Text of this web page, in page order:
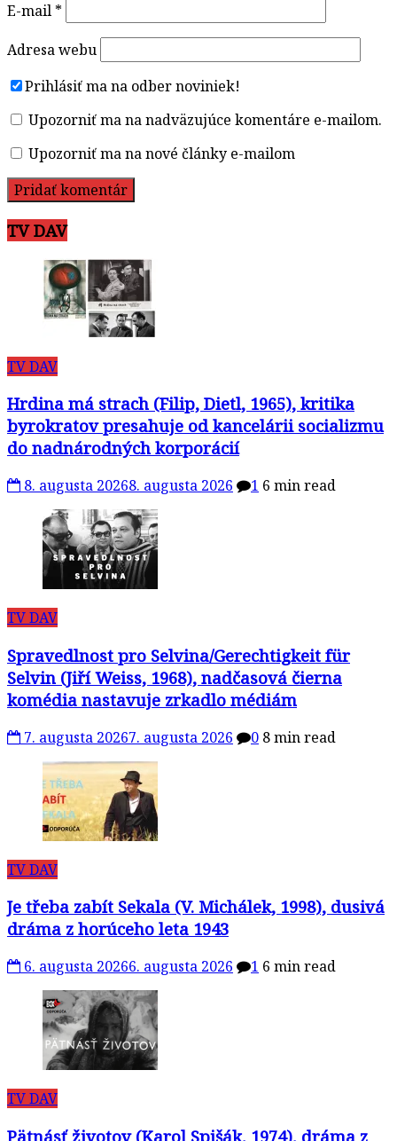
E-mail *
Adresa webu
Prihlásiť ma na odber noviniek!
Upozorniť ma na nadväzujúce komentáre e-mailom.
Upozorniť ma na nové články e-mailom
TV DAV
TV DAV
Hrdina má strach (Filip, Dietl, 1965), kritika
byrokratov presahuje od kancelárii socializmu
do nadnárodných korporácií
8. augusta 20268. augusta 2026 1 6 min read
TV DAV
Spravedlnost pro Selvina/Gerechtigkeit für
Selvin (Jiří Weiss, 1968), nadčasová čierna
komédia nastavuje zrkadlo médiám
7. augusta 20267. augusta 2026 0 8 min read
TV DAV
Je třeba zabít Sekala (V. Michálek, 1998), dusivá
dráma z horúceho leta 1943
6. augusta 20266. augusta 2026 1 6 min read
TV DAV
Pätnásť životov (Karol Spišák, 1974), dráma z